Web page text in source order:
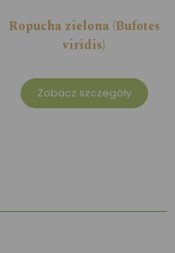
Ropucha zielona (Bufotes
viridis)
Zobacz szczegóły